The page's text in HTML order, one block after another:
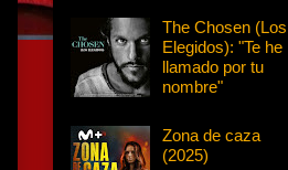
The Chosen (Los
Elegidos): "Te he
llamado por tu
nombre"
Zona de caza
(2025)